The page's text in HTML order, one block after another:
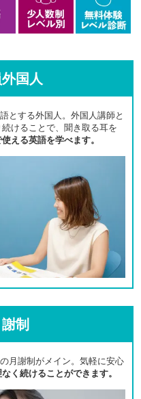
国人
とする外国人。外国人講師と
けることで、聞き取る耳を
える英語を学べます。
制
月謝制がメイン。気軽に安心
く続けることができます。